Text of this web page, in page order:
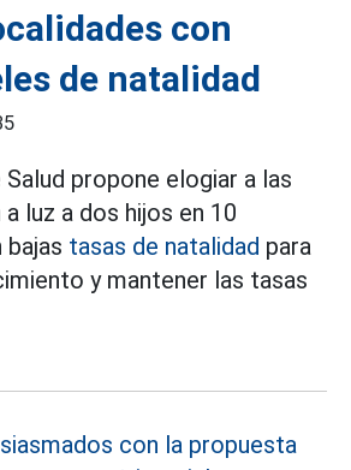
con
de natalidad
propone elogiar a las
luz a dos hijos en 10
tasas de natalidad para
y mantener las tasas